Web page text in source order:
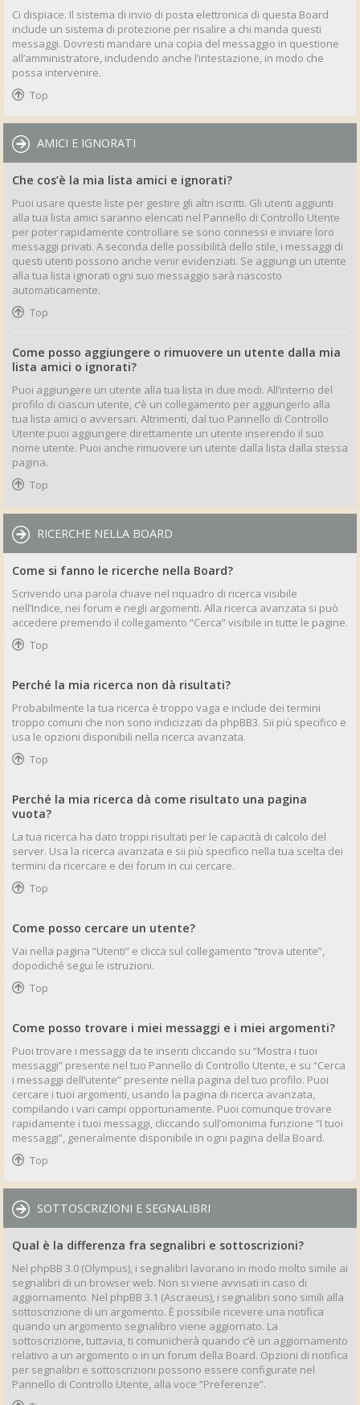
Ci dispiace. Il sistema di invio di posta elettronica di questa Board
include un sistema di protezione per risalire a chi manda questi
messaggi. Dovresti mandare una copia del messaggio in questione
all’amministratore, includendo anche l’intestazione, in modo che
possa intervenire.
Top
AMICI E IGNORATI
Che cos’è la mia lista amici e ignorati?
Puoi usare queste liste per gestire gli altri iscritti. Gli utenti aggiunti
alla tua lista amici saranno elencati nel Pannello di Controllo Utente
per poter rapidamente controllare se sono connessi e inviare loro
messaggi privati. A seconda delle possibilità dello stile, i messaggi di
questi utenti possono anche venir evidenziati. Se aggiungi un utente
alla tua lista ignorati ogni suo messaggio sarà nascosto
automaticamente.
Top
Come posso aggiungere o rimuovere un utente dalla mia
lista amici o ignorati?
Puoi aggiungere un utente alla tua lista in due modi. All’interno del
profilo di ciascun utente, c’è un collegamento per aggiungerlo alla
tua lista amici o avversari. Altrimenti, dal tuo Pannello di Controllo
Utente puoi aggiungere direttamente un utente inserendo il suo
nome utente. Puoi anche rimuovere un utente dalla lista dalla stessa
pagina.
Top
RICERCHE NELLA BOARD
Come si fanno le ricerche nella Board?
Scrivendo una parola chiave nel riquadro di ricerca visibile
nell’Indice, nei forum e negli argomenti. Alla ricerca avanzata si può
accedere premendo il collegamento “Cerca” visibile in tutte le pagine.
Top
Perché la mia ricerca non dà risultati?
Probabilmente la tua ricerca è troppo vaga e include dei termini
troppo comuni che non sono indicizzati da phpBB3. Sii più specifico e
usa le opzioni disponibili nella ricerca avanzata.
Top
Perché la mia ricerca dà come risultato una pagina
vuota?
La tua ricerca ha dato troppi risultati per le capacità di calcolo del
server. Usa la ricerca avanzata e sii più specifico nella tua scelta dei
termini da ricercare e dei forum in cui cercare.
Top
Come posso cercare un utente?
Vai nella pagina “Utenti” e clicca sul collegamento “trova utente”,
dopodiché segui le istruzioni.
Top
Come posso trovare i miei messaggi e i miei argomenti?
Puoi trovare i messaggi da te inseriti cliccando su “Mostra i tuoi
messaggi” presente nel tuo Pannello di Controllo Utente, e su “Cerca
i messaggi dell’utente” presente nella pagina del tuo profilo. Puoi
cercare i tuoi argomenti, usando la pagina di ricerca avanzata,
compilando i vari campi opportunamente. Puoi comunque trovare
rapidamente i tuoi messaggi, cliccando sull’omonima funzione “I tuoi
messaggi”, generalmente disponibile in ogni pagina della Board.
Top
SOTTOSCRIZIONI E SEGNALIBRI
Qual è la differenza fra segnalibri e sottoscrizioni?
Nel phpBB 3.0 (Olympus), i segnalibri lavorano in modo molto simile ai
segnalibri di un browser web. Non si viene avvisati in caso di
aggiornamento. Nel phpBB 3.1 (Ascraeus), i segnalibri sono simili alla
sottoscrizione di un argomento. È possibile ricevere una notifica
quando un argomento segnalibro viene aggiornato. La
sottoscrizione, tuttavia, ti comunicherà quando c’è un aggiornamento
relativo a un argomento o in un forum della Board. Opzioni di notifica
per segnalibri e sottoscrizioni possono essere configurate nel
Pannello di Controllo Utente, alla voce “Preferenze”.